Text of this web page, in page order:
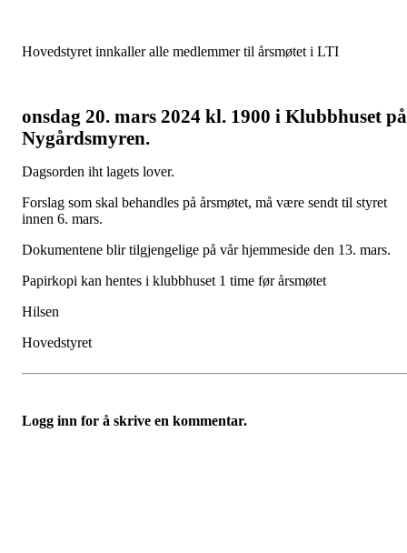
Hovedstyret innkaller alle medlemmer til årsmøtet i LTI
onsdag 20. mars 2024 kl. 1900 i Klubbhuset på
Nygårdsmyren.
Dagsorden iht lagets lover.
Forslag som skal behandles på årsmøtet, må være sendt til styret
innen 6. mars.
Dokumentene blir tilgjengelige på vår hjemmeside den 13. mars.
Papirkopi kan hentes i klubbhuset 1 time før årsmøtet
Hilsen
Hovedstyret
Logg inn for å skrive en kommentar.